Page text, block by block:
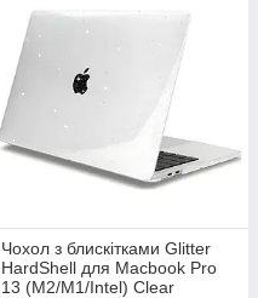
Чохол з блискітками Glitter
HardShell для Macbook Pro
13 (M2/M1/Intel) Clear